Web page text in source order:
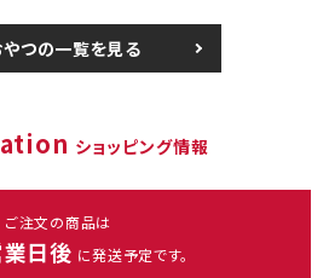
つの一覧を見る
ショッピング情報
ご注文の商品は
日後 に発送予定です。